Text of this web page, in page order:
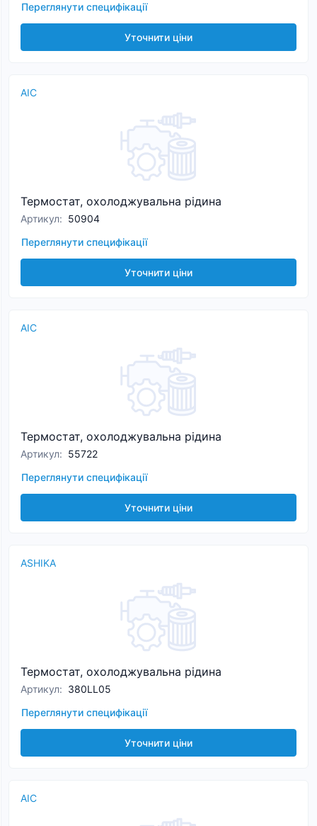
Переглянути специфікації
Уточнити ціни
AIC
Термостат, охолоджувальна рідина
Артикул: 50904
Переглянути специфікації
Уточнити ціни
AIC
Термостат, охолоджувальна рідина
Артикул: 55722
Переглянути специфікації
Уточнити ціни
ASHIKA
Термостат, охолоджувальна рідина
Артикул: 380LL05
Переглянути специфікації
Уточнити ціни
AIC